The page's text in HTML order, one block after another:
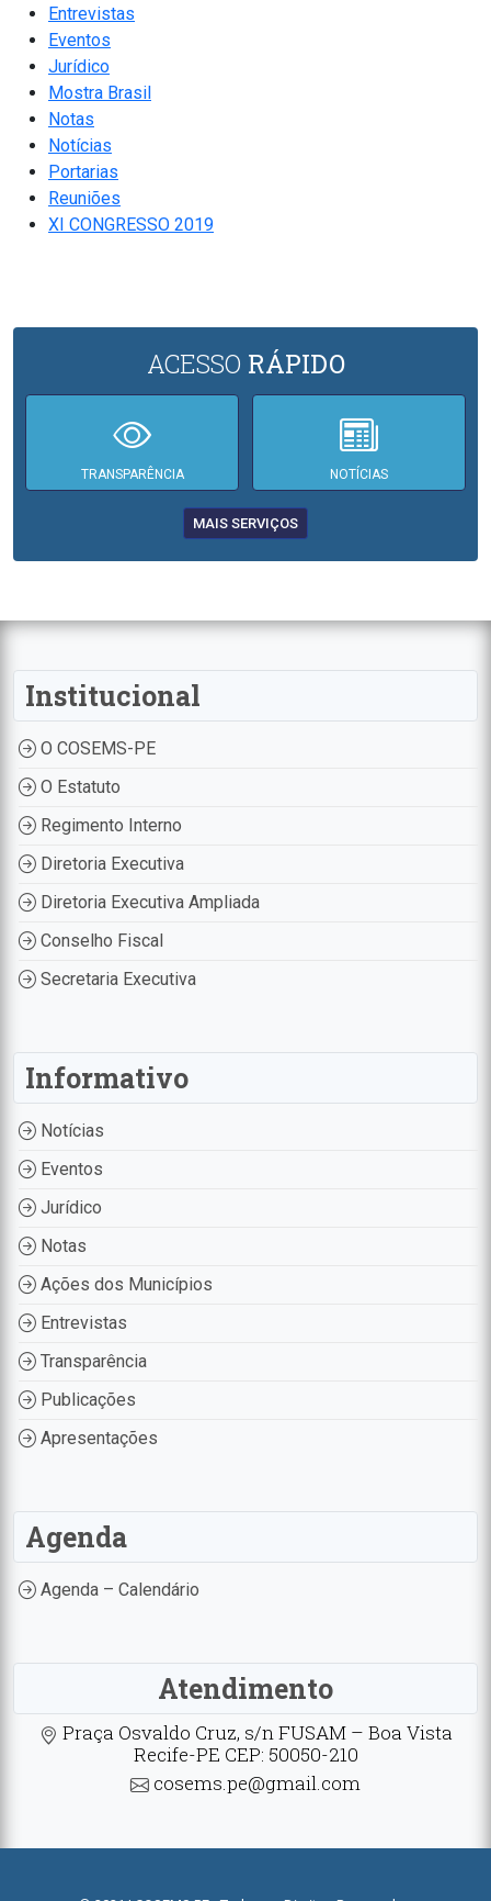
Entrevistas
Eventos
Jurídico
Mostra Brasil
Notas
Notícias
Portarias
Reuniões
XI CONGRESSO 2019
ACESSO RÁPIDO
TRANSPARÊNCIA NOTÍCIAS
MAIS SERVIÇOS
Institucional
O COSEMS-PE
O Estatuto
Regimento Interno
Diretoria Executiva
Diretoria Executiva Ampliada
Conselho Fiscal
Secretaria Executiva
Informativo
Notícias
Eventos
Jurídico
Notas
Ações dos Municípios
Entrevistas
Transparência
Publicações
Apresentações
Agenda
Agenda – Calendário
Atendimento
Praça Osvaldo Cruz, s/n FUSAM – Boa Vista
Recife-PE CEP: 50050-210
cosems.pe@gmail.com